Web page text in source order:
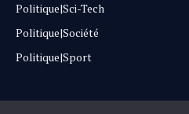
Politique|Sci-Tech
Politique|Société
Politique|Sport